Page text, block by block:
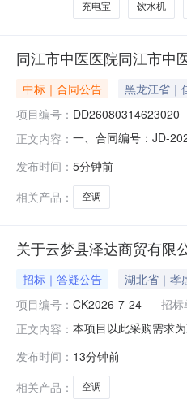
充电宝 饮水机
同江市中医医院同江市中
中标｜合同公告 黑龙江省｜
项目编号： DD26080314623020
正文内容： 一、合同编号：JD-
江市大直路四方花园
发布时间： 5分钟前
相关产品：
空调
关于云梦县泽达商贸有限
招标｜答疑公告 湖北省｜孝
项目编号： CK2026-7-24 招标
正文内容： 本项目以此采购需求
加热、独立除湿、自
发布时间： 13分钟前
相关产品：
空调